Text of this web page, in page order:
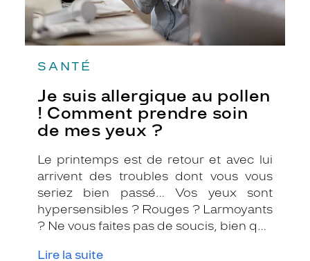
SANTÉ
Je suis allergique au pollen
! Comment prendre soin
de mes yeux ?
Le printemps est de retour et avec lui
arrivent des troubles dont vous vous
seriez bien passé… Vos yeux sont
hypersensibles ? Rouges ? Larmoyants
? Ne vous faites pas de soucis, bien que
Lire la suite
yeux
?